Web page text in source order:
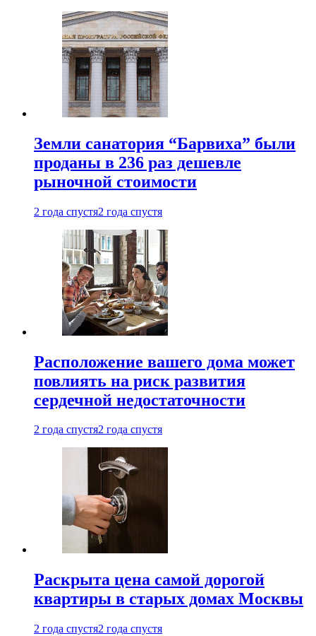
Земли санатория “Барвиха” были
проданы в 236 раз дешевле
рыночной стоимости
2 года спустя2 года спустя
Расположение вашего дома может
повлиять на риск развития
сердечной недостаточности
2 года спустя2 года спустя
Раскрыта цена самой дорогой
квартиры в старых домах Москвы
2 года спустя2 года спустя